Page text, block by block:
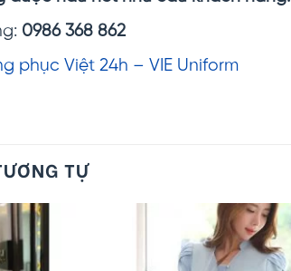
0986 368 862
phục Việt 24h – VIE Uniform
TỰ